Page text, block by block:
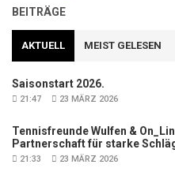
BEITRÄGE
AKTUELL MEIST GELESEN
Saisonstart 2026.
21:47 23 MÄRZ 2026
Tennisfreunde Wulfen &
Partnerschaft für starke
21:33 23 MÄRZ 2026